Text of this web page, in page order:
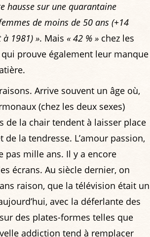
hausse sur une quarantaine
de moins de 50 ans (+14
1981) ». Mais « 42 % » chez les
prouve également leur manque
Arrive souvent un âge où,
(chez les deux sexes)
de la chair tendent à laisser place
la tendresse. L’amour passion,
pas mille ans. Il y a encore
écrans. Au siècle dernier, on
raison, que la télévision était un
avec la déferlante des
des plates-formes telles que
addiction tend à remplacer